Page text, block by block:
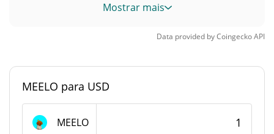
Volume / Limite de
Posição de mercado
Fornecimento de Meelo The Pup
Mostrar mais
Data provided byCoingeckoAPI
MEELO para USD
MEELO